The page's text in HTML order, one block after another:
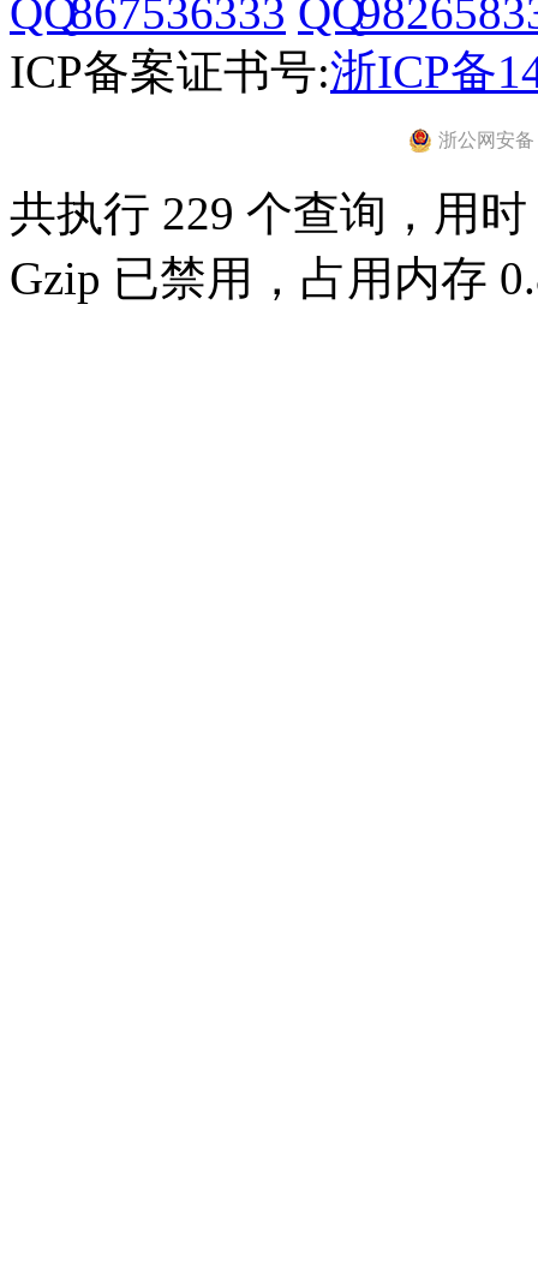
867536333
ICP备案证书号:浙ICP备
浙公网安备
共执行 229 个查询，用
Gzip 已禁用，占用内存